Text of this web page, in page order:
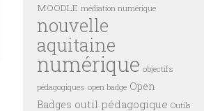
MOODLE médiation numérique
nouvelle
aquitaine
numérique objectifs
pédagogiques open badge Open
Badges outil pédagogique Outils